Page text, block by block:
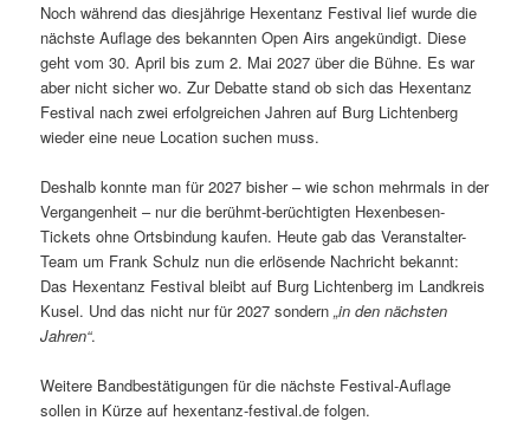
Noch während das diesjährige Hexentanz Festival lief wurde die
nächste Auflage des bekannten Open Airs angekündigt. Diese
geht vom 30. April bis zum 2. Mai 2027 über die Bühne. Es war
aber nicht sicher wo. Zur Debatte stand ob sich das Hexentanz
Festival nach zwei erfolgreichen Jahren auf Burg Lichtenberg
wieder eine neue Location suchen muss.
Deshalb konnte man für 2027 bisher – wie schon mehrmals in der
Vergangenheit – nur die berühmt-berüchtigten Hexenbesen-
Tickets ohne Ortsbindung kaufen. Heute gab das Veranstalter-
Team um Frank Schulz nun die erlösende Nachricht bekannt:
Das Hexentanz Festival bleibt auf Burg Lichtenberg im Landkreis
Kusel. Und das nicht nur für 2027 sondern„in den nächsten
Jahren“.
Weitere Bandbestätigungen für die nächste Festival-Auflage
sollen in Kürze auf hexentanz-festival.de folgen.